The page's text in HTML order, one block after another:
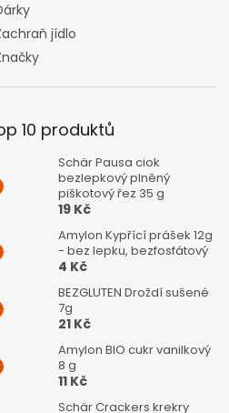
jídlo
10 produktů
Schär Pausa ciok
bezlepkový plněný
piškotový řez 35 g
19 Kč
Amylon Kypřící prášek 12g
- bez lepku, bezfosfátový
4 Kč
BEZGLUTEN Droždí sušené
7g
21 Kč
Amylon BIO cukr vanilkový
8 g
11 Kč
Schär Crackers krekry